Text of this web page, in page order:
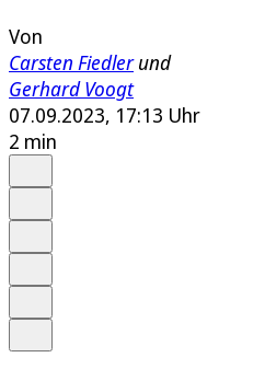
Von
Carsten Fiedlerund
Gerhard Voogt
07.09.2023, 17:13 Uhr
2 min